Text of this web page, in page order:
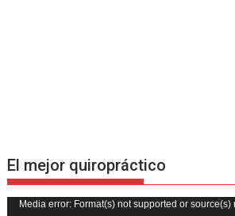
El mejor quiropráctico
Reproductor
Media error: Format(s) not supported or source(s)